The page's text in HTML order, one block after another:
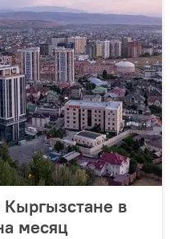
Кыргызстане в
месяц